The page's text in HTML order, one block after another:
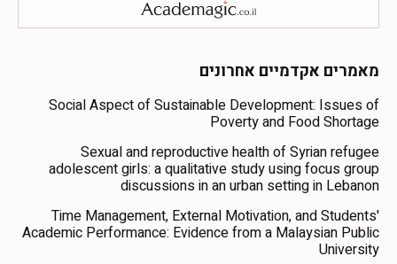
מאמרים אקדמיים אחרונים
Social Aspect of Sustainable Development: Issues of
Poverty and Food Shortage
Sexual and reproductive health of Syrian refugee
adolescent girls: a qualitative study using focus group
discussions in an urban setting in Lebanon
Time Management, External Motivation, and Students'
Academic Performance: Evidence from a Malaysian Public
University